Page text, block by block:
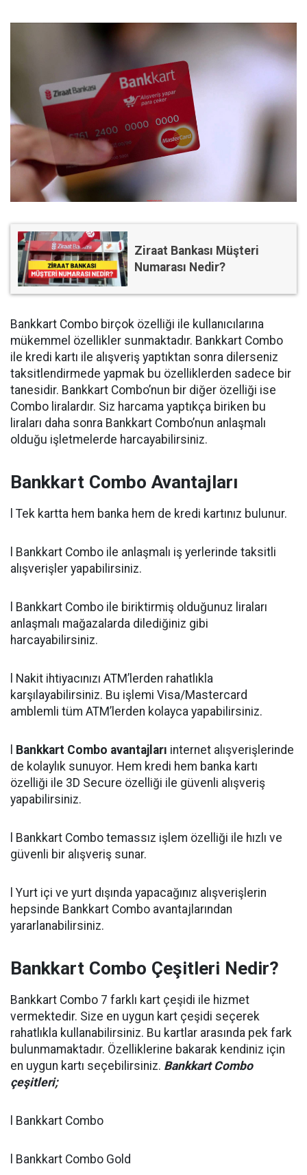
Ziraat Bankası Müşteri
Numarası Nedir?
Bankkart Combo birçok özelliği ile kullanıcılarına
mükemmel özellikler sunmaktadır. Bankkart Combo
ile kredi kartı ile alışveriş yaptıktan sonra dilerseniz
taksitlendirmede yapmak bu özelliklerden sadece bir
tanesidir. Bankkart Combo’nun bir diğer özelliği ise
Combo liralardır. Siz harcama yaptıkça biriken bu
liraları daha sonra Bankkart Combo’nun anlaşmalı
olduğu işletmelerde harcayabilirsiniz.
Bankkart Combo Avantajları
l Tek kartta hem banka hem de kredi kartınız bulunur.
l Bankkart Combo ile anlaşmalı iş yerlerinde taksitli
alışverişler yapabilirsiniz.
l Bankkart Combo ile biriktirmiş olduğunuz liraları
anlaşmalı mağazalarda dilediğiniz gibi
harcayabilirsiniz.
l Nakit ihtiyacınızı ATM’lerden rahatlıkla
karşılayabilirsiniz. Bu işlemi Visa/Mastercard
amblemli tüm ATM’lerden kolayca yapabilirsiniz.
Bankkart Combo avantajları internet alışverişlerinde
de kolaylık sunuyor. Hem kredi hem banka kartı
özelliği ile 3D Secure özelliği ile güvenli alışveriş
yapabilirsiniz.
l Bankkart Combo temassız işlem özelliği ile hızlı ve
güvenli bir alışveriş sunar.
l Yurt içi ve yurt dışında yapacağınız alışverişlerin
hepsinde Bankkart Combo avantajlarından
yararlanabilirsiniz.
Bankkart Combo Çeşitleri Nedir?
Bankkart Combo 7 farklı kart çeşidi ile hizmet
vermektedir. Size en uygun kart çeşidi seçerek
rahatlıkla kullanabilirsiniz. Bu kartlar arasında pek fark
bulunmamaktadır. Özelliklerine bakarak kendiniz için
en uygun kartı seçebilirsiniz. Bankkart Combo
çeşitleri;
l Bankkart Combo
l Bankkart Combo Gold